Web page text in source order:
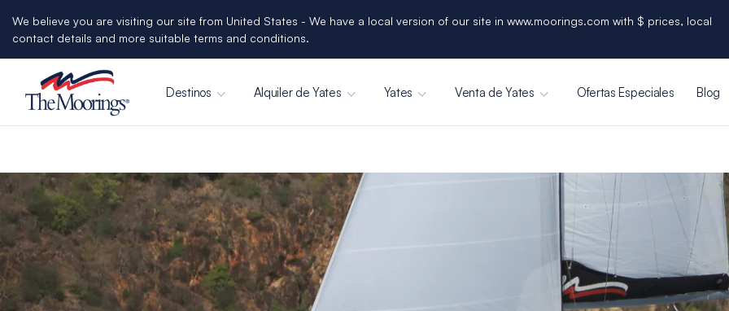
We believe you are visiting our site from United States - We have a local version of our site in www.moorings.com with $ prices, local
contact details and more suitable terms and conditions.
Destinos Alquiler de Yates Yates Venta de Yates Ofertas Especiales Blog